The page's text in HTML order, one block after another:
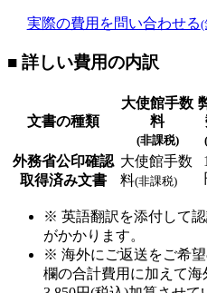
実際の費用を問い合わせる(
■ 詳しい費用の内訳
文書の種類
大使館手数
料
(非課税)
外務省公印確認
取得済み文書
大使館手数
料(非課税)
※ 英語翻訳を添付して
がかかります。
※ 海外にご返送をご希
欄の合計費用に加えて